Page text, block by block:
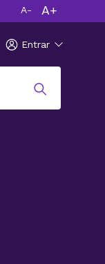
A- A+
Entrar